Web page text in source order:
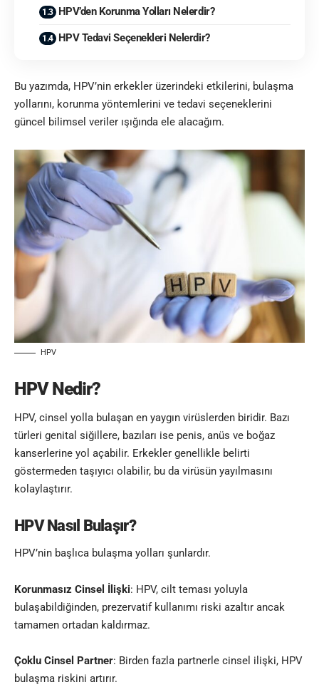
HPV’den Korunma Yolları Nelerdir?
HPV Tedavi Seçenekleri Nelerdir?
Bu yazımda, HPV’nin erkekler üzerindeki etkilerini, bulaşma
yollarını, korunma yöntemlerini ve tedavi seçeneklerini
güncel bilimsel veriler ışığında ele alacağım.
HPV
HPV Nedir?
HPV, cinsel yolla bulaşan en yaygın virüslerden biridir. Bazı
türleri genital siğillere, bazıları ise penis, anüs ve boğaz
kanserlerine yol açabilir. Erkekler genellikle belirti
göstermeden taşıyıcı olabilir, bu da virüsün yayılmasını
kolaylaştırır.
HPV Nasıl Bulaşır?
HPV’nin başlıca bulaşma yolları şunlardır.
Korunmasız Cinsel İlişki: HPV, cilt teması yoluyla
bulaşabildiğinden, prezervatif kullanımı riski azaltır ancak
tamamen ortadan kaldırmaz.
Çoklu Cinsel Partner: Birden fazla partnerle cinsel ilişki, HPV
bulaşma riskini artırır.